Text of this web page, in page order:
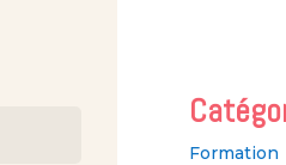
Formation